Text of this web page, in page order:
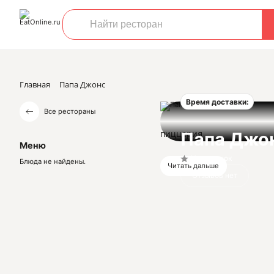
Главная Папа Джонс
Все рестораны
Меню
Блюда не найдены.
Время доставки:
Папа
пиццерия
Читать дальше